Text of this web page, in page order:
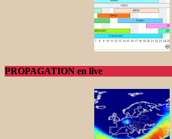
PROPAGATION en live